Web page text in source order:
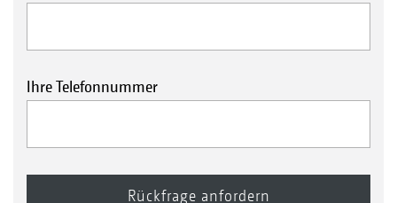
Ihre Telefonnummer